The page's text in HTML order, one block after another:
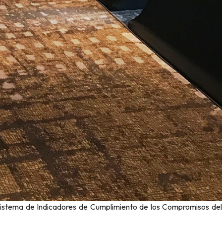
de Indicadores de Cumplimiento de los Compromisos del